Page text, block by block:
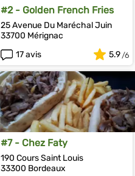
#2 - Golden French Fries
25 Avenue Du Maréchal Juin
33700 Mérignac
17 avis
5.9
#7 - Chez Faty
190 Cours Saint Louis
33300 Bordeaux